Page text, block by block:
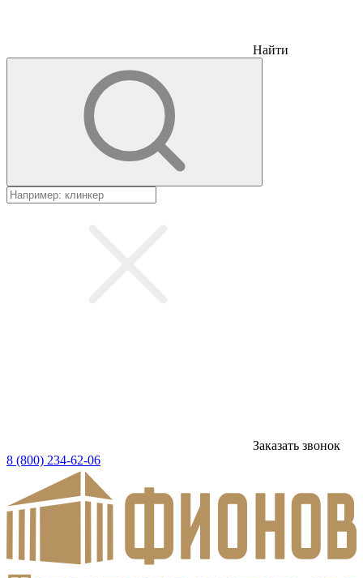
Найти
Заказать звонок
8 (800) 234-62-06